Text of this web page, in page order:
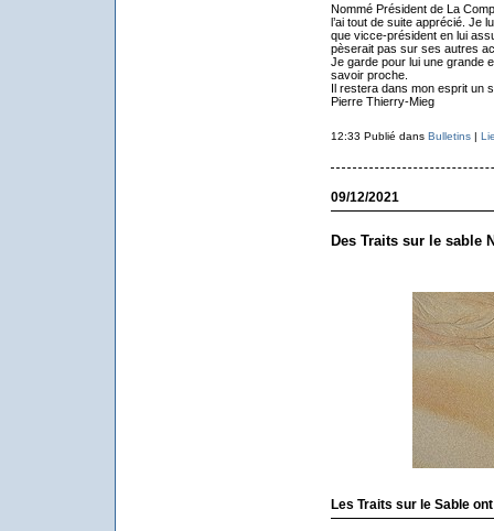
Nommé Président de La
l’ai tout de suite apprécié. Je
que vicce-président en lui
pèserait pas sur ses autres
Je garde pour lui une grande
savoir proche.
Il restera dans mon esprit un
Pierre Thierry-Mieg
12:33 Publié dans Bulletins|
09/12/2021
Des Traits sur le sable
Les Traits sur le Sable